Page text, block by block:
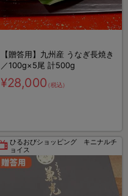
【贈答用】九州産 うなぎ長焼き
／100g×5尾 計500g
¥28,000（税込）
ひるおびショッピング キニナルチ
ョイス